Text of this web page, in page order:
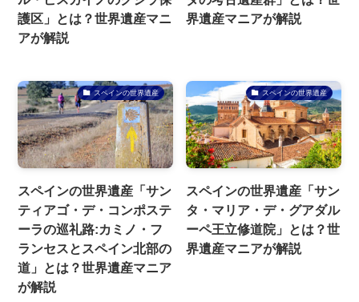
護区」とは？世界遺産マニ
アが解説
界遺産マニアが解説
スペインの世界遺産
スペインの世界遺産「サン
ティアゴ・デ・コンポステ
ーラの巡礼路:カミノ・フ
ランセスとスペイン北部の
道」とは？世界遺産マニア
が解説
スペインの世界遺産
スペインの世界遺産「サン
タ・マリア・デ・グアダル
ーペ王立修道院」とは？世
界遺産マニアが解説